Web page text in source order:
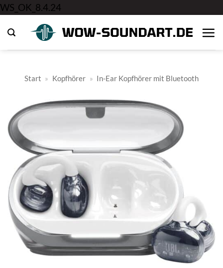
WS_OK_8.4.24
springen
Start » Kopfhörer » In-Ear Kopfhörer mit Bluetooth